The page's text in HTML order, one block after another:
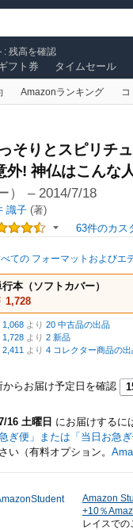
フト券 タイムセール
ヘルプ In English
: 残高を確認
Amazonランキング コ
そりとスピリチ
外! 神仏はこんな
） – 2014/7/18
識子 (著)
63件のカス
ての フォーマットおよびエ
行本（ソフトカバー）
1,728
1,068 より 20 中古品の出品
1,728 より 2 新品
2,411 より 4 コレクター商品の出
からお届け予定日を確認
16 土曜日 にお届けするに
ぎ便」または「当日お急
さい（有料オプション。
Amazon
+10％
レイスでの